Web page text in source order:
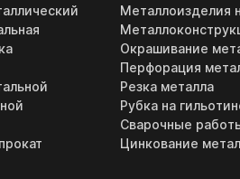
Металлоизделия
Окрашивание
Перфорация
Резка металла
Рубка на
Сварочные
Цинкование